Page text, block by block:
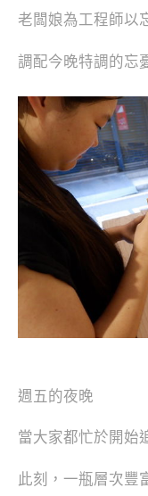
老闆娘為工程師以
調配今晚特調的忘
週五的夜晚
當大家都忙於開始
此刻，一瓶層次豐